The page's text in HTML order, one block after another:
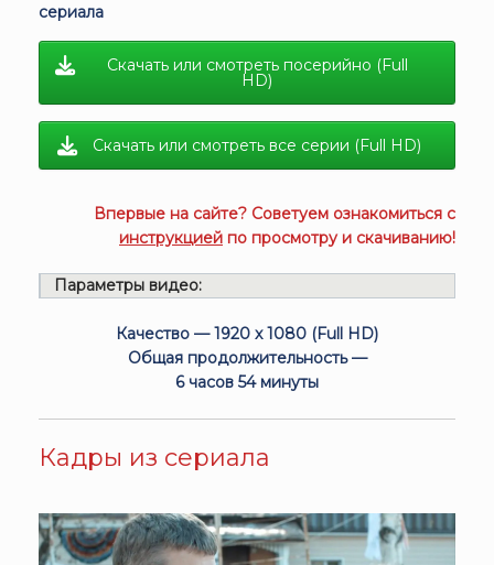
сериала
Скачать или смотреть посерийно (Full
HD)
Скачать или смотреть все серии (Full HD)
Впервые на сайте? Советуем ознакомиться с
инструкцией по просмотру и скачиванию!
Параметры видео:
Качество — 1920 x 1080 (Full HD)
Общая продолжительность —
6 часов 54 минуты
Кадры из сериала